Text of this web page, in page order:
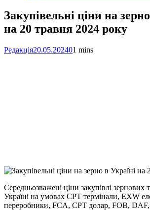
Закупівельні ціни на
на 20 травня 2024 року
Редакція20.05.202401 mins
Link
Print
Середньозважені ціни закупівлі зернових
Україні на умовах CPT термінали, EXW
переробники, FCA, CPT долар, FOB,